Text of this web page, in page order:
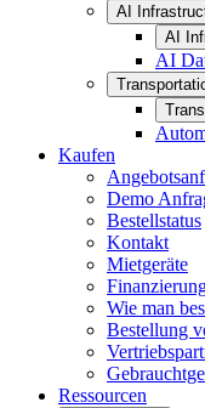
AI
AI
AI
Kaufen
Demo
Bestellstatus
Kontakt
Mietgeräte
Wie man
Bestellung
Ressourcen